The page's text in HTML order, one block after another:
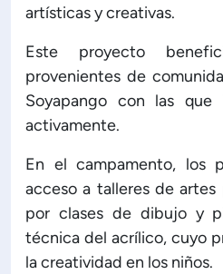
Académica
Secretaría General
de Gestión Institucional
de Administración y Finanzas
artísticas y creativas.
Este proyecto
provenientes de
Soyapango con las que
activamente.
En el campamento, los
acceso a talleres de
por clases de dibujo y
técnica del acrílico, cuyo
la creatividad en los niños.